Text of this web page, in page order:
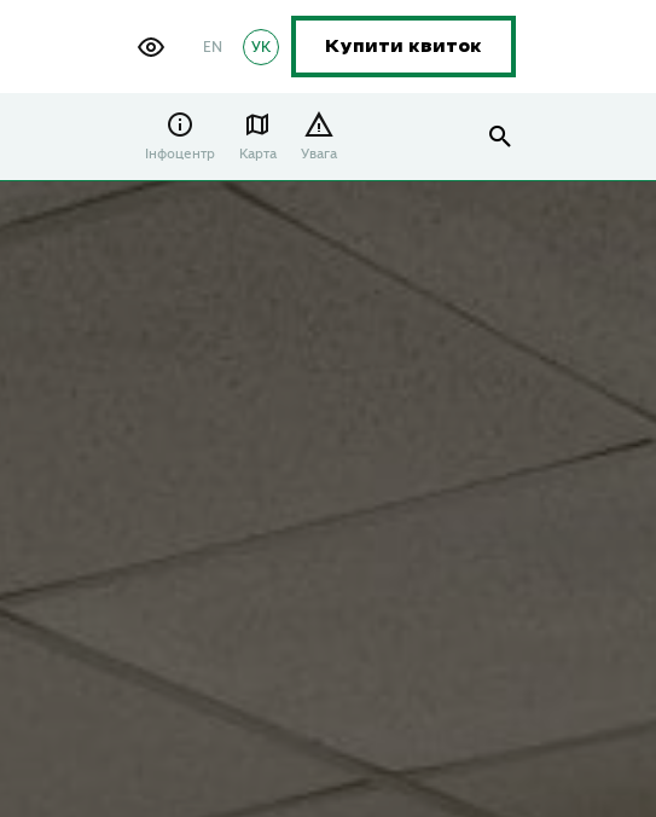
УК
EN Купити квиток
Інфоцентр Карта Увага